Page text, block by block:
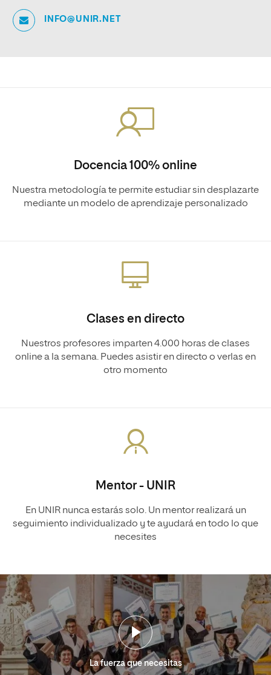
INFO@UNIR.NET
Docencia 100% online
Nuestra metodología te permite estudiar sin desplazarte
mediante un modelo de aprendizaje personalizado
Clases en directo
Nuestros profesores imparten 4.000 horas de clases
online a la semana. Puedes asistir en directo o verlas en
otro momento
Mentor - UNIR
En UNIR nunca estarás solo. Un mentor realizará un
seguimiento individualizado y te ayudará en todo lo que
necesites
La fuerza que necesitas